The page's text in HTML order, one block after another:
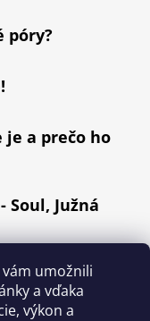
umožnili
a vďaka
výkon a
póry?
je a prečo ho
Soul, Južná